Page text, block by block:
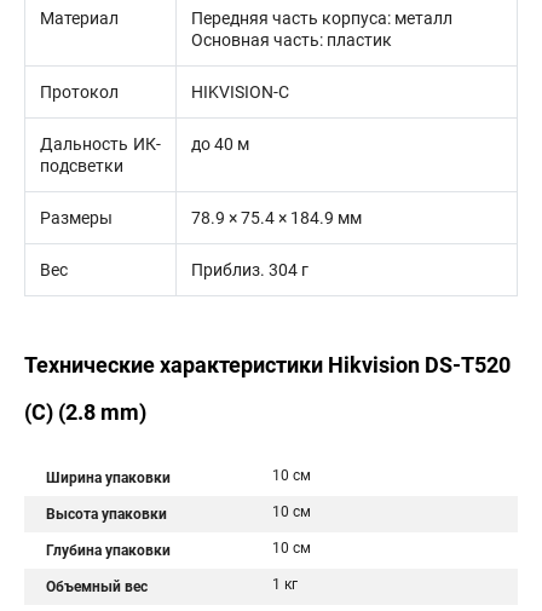
Материал
Передняя часть корпуса: металл
Основная часть: пластик
Протокол HIKVISION-C
Дальность ИК-
подсветки
до 40 м
Размеры 78.9 × 75.4 × 184.9 мм
Вес Приблиз. 304 г
Технические характеристики Hikvision DS-T520
(С) (2.8 mm)
Ширина упаковки 10 см
Высота упаковки 10 см
Глубина упаковки 10 см
Объемный вес 1 кг